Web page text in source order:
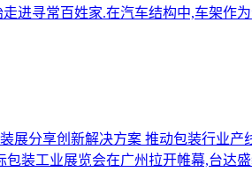
进寻常百姓家.在汽车结构中,车架作
展分享创新解决方案 推动包装行业产
包装工业展览会在广州拉开帷幕,台